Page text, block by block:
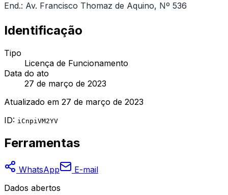
End.: Av. Francisco Thomaz de Aquino, Nº 536
Identificação
Tipo
Licença de Funcionamento
Data do ato
27 de março de 2023
Atualizado em 27 de março de 2023
ID: iCnpiVM2YV
Ferramentas
WhatsApp
E-mail
Dados abertos